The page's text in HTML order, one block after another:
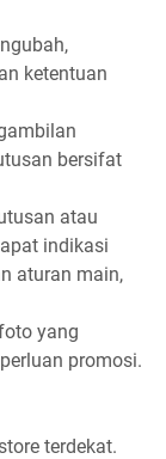
ketentuan
bersifat
atau
indikasi
aturan main,
yang
promosi.
terdekat.